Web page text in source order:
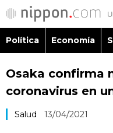
Política
Política Economía
Osaka confirma
coronavirus en
Salud 13/04/2021